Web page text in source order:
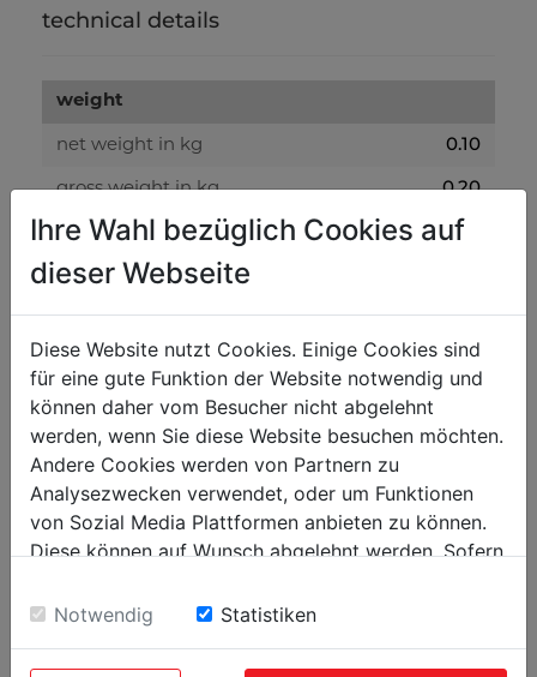
technical details
weight
net weight in kg 0.10
gross weight in kg 0.20
packaging
packaging width in mm 400
packaging length in mm 700
general data
EAN code 9120039903668
PU in pieces 5
Ihre Wahl bezüglich Cookies auf
dieser Webseite
Diese Website nutzt Cookies. Einige Cookies sind
für eine gute Funktion der Website notwendig und
können daher vom Besucher nicht abgelehnt
werden, wenn Sie diese Website besuchen möchten.
Andere Cookies werden von Partnern zu
Analysezwecken verwendet, oder um Funktionen
von Sozial Media Plattformen anbieten zu können.
Diese können auf Wunsch abgelehnt werden. Sofern
Einwilligung zu unseren Cookies.
Notwendig Statistiken